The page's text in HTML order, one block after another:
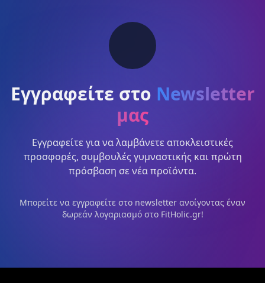
Εγγραφείτε στο Newsletter
μας
Εγγραφείτε για να λαμβάνετε αποκλειστικές
προσφορές, συμβουλές γυμναστικής και πρώτη
πρόσβαση σε νέα προϊόντα.
Μπορείτε να εγγραφείτε στο newsletter ανοίγοντας έναν
δωρεάν λογαριασμό στο FitHolic.gr!